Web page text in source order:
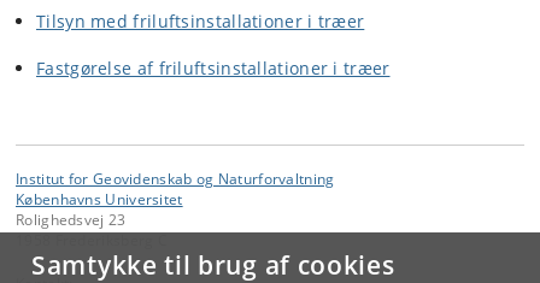
Samtykke til brug af cookies
Tilsyn med friluftsinstallationer i træer
Fastgørelse af friluftsinstallationer i træer
Institut for Geovidenskab og Naturforvaltning
Københavns Universitet
Rolighedsvej 23